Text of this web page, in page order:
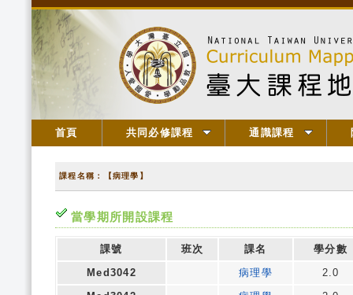
首頁 共同必修課程 通識課程
課程名稱：【病理學】
當學期所開設課程
課號 班次 課名
學分數
Med3042
病理學
2.0